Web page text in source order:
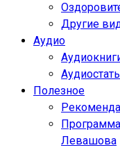
Другие
Аудио
Полезное
Левашова